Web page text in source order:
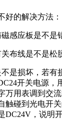
好的解决方法：
感应板是不是
布线是不是松
是损坏，若有
开关电源，
万用表调到交
触碰到光电开
DC24V，说明